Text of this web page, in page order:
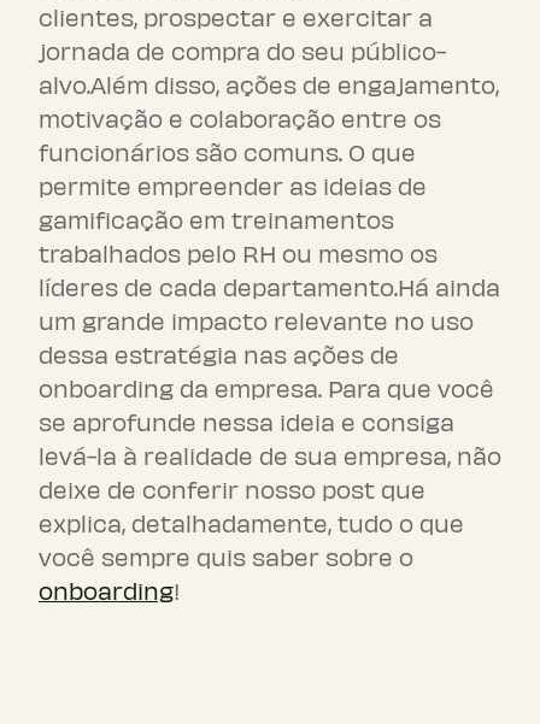
clientes, prospectar e exercitar a
jornada de compra do seu público-
alvo.Além disso, ações de engajamento,
motivação e colaboração entre os
funcionários são comuns. O que
permite empreender as ideias de
gamificação em treinamentos
trabalhados pelo RH ou mesmo os
líderes de cada departamento.Há ainda
um grande impacto relevante no uso
dessa estratégia nas ações de
onboarding da empresa. Para que você
se aprofunde nessa ideia e consiga
levá-la à realidade de sua empresa, não
deixe de conferir nosso post que
explica, detalhadamente, tudo o que
você sempre quis saber sobre o
onboarding!